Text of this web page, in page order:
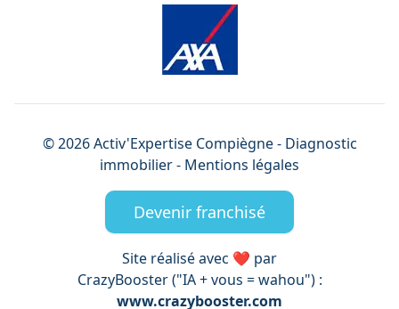
©2026Activ'Expertise Compiègne- Diagnostic
immobilier - Mentions légales
Devenir franchisé
Site réalisé avec ❤️ par
CrazyBooster ("IA + vous = wahou") :
www.crazybooster.com